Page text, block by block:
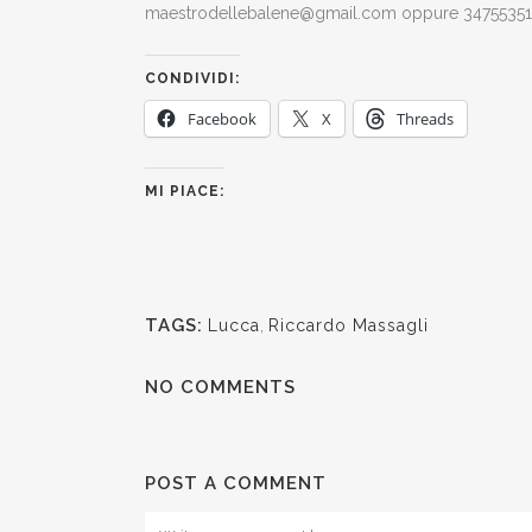
maestrodellebalene@gmail.com oppure
CONDIVIDI:
Facebook X Threads
MI PIACE:
TAGS: Lucca Riccardo Massagli
NO COMMENTS
POST A COMMENT